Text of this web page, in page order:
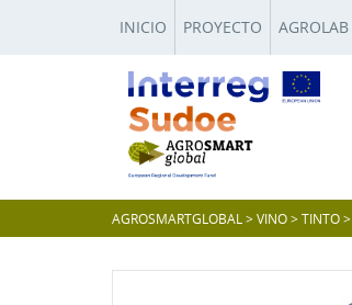
INICIO PROYECTO AGROLAB
AGROSMARTGLOBAL >VINO>TINTO>